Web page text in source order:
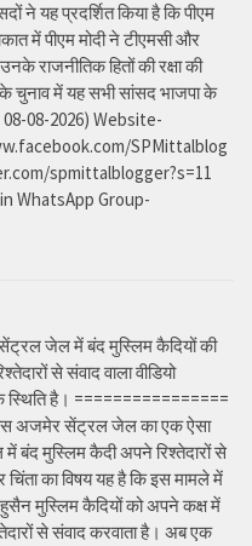
ने यह प्रदर्शित किया है कि पीएम
में पीएम मोदी ने टीएमसी और
राजनीतिक हितों की रक्षा की
के चुनाव में यह सभी सांसद भाजपा के
08-08-2026) Website-
SPMittalblog
spmittalblogger?s=11
WhatsApp Group-
जेल में बंद मुस्लिम कैदियों की
से संवाद वाला वीडियो
है। ================
अजमेर सेंट्रल जेल का एक ऐसा
में बंद मुस्लिम कैदी अपने रिश्तेदारों से
का विषय यह है कि इस मामले में
मुस्लिम कैदियों को अपने कक्ष में
से संवाद करवाता है। अब एक